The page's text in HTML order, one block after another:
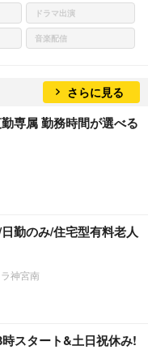
ドラマ出演
音楽配信
さらに見る
専属 勤務時間が選べる
勤のみ/住宅型有料老人
神宮南
スタート&土日祝休み!